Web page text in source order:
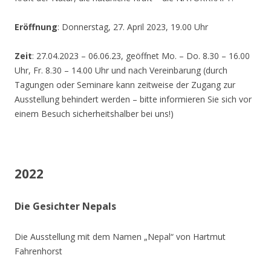
Eröffnung: Donnerstag, 27. April 2023, 19.00 Uhr
Zeit: 27.04.2023 – 06.06.23, geöffnet Mo. – Do. 8.30 – 16.00
Uhr, Fr. 8.30 – 14.00 Uhr und nach Vereinbarung (durch
Tagungen oder Seminare kann zeitweise der Zugang zur
Ausstellung behindert werden – bitte informieren Sie sich vor
einem Besuch sicherheitshalber bei uns!)
2022
Die Gesichter Nepals
Die Ausstellung mit dem Namen „Nepal“ von Hartmut
Fahrenhorst